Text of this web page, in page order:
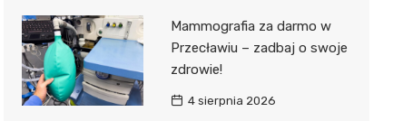
Mammografia za darmo w
Przecławiu – zadbaj o swoje
zdrowie!
4 sierpnia 2026